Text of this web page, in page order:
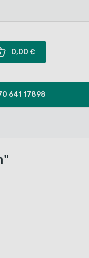
0,00 €
641 17898